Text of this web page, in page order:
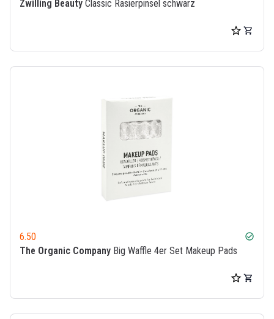
Zwilling Beauty Classic Rasierpinsel schwarz
6.50 check_circle
The Organic Company Big Waffle 4er Set Makeup Pads